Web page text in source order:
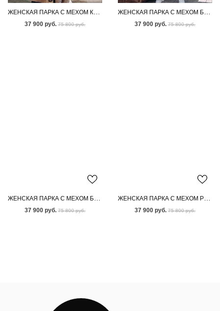
ЖЕНСКАЯ ПАРКА С МЕХОМ КАНАДСКОГО ПЕСЦА
37 900 руб. 75 800 руб.
ЖЕНСКАЯ ПАРКА С МЕХОМ БЕНГАЛЬСКОЙ ЛИСЫ
37 900 руб. 75 800 руб.
37 900 руб. 75 800 руб. 37 900 руб. 75 800 руб.